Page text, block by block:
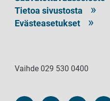
Tietoa sivustosta
Evästeasetukset
Vaihde 029 530 0400